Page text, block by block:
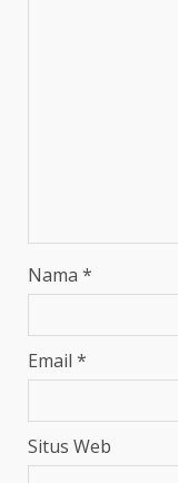
Nama *
Email *
Situs Web